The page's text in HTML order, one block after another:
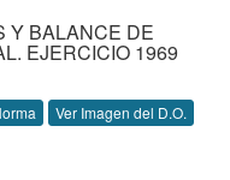
Y BALANCE DE
EJERCICIO 1969
Ver Imagen del D.O.